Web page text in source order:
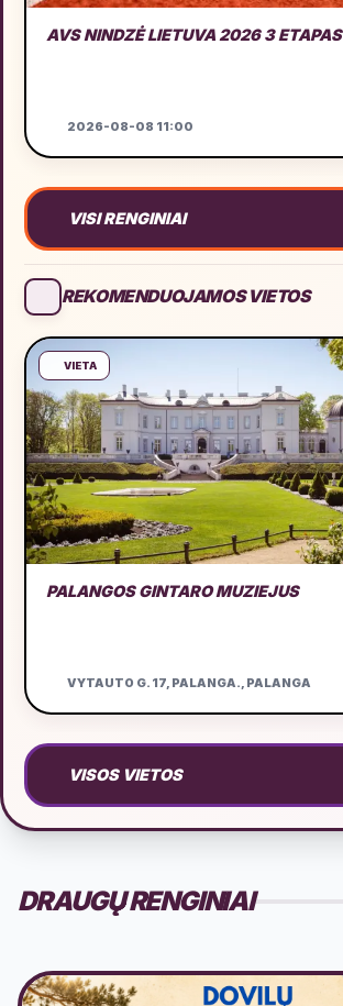
AVS NINDZĖ LIETUVA 2026 3 ETAPAS
2026-08-08 11:00
VISI RENGINIAI
REKOMENDUOJAMOS VIETOS
VIETA
PALANGOS GINTARO MUZIEJUS
VYTAUTO G. 17, PALANGA., PALANGA
VISOS VIETOS
DRAUGŲ RENGINIAI